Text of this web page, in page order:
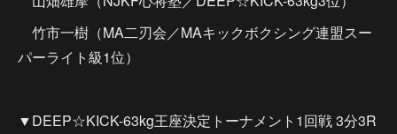
竹市一樹（MA二刃会／MAキックボクシング連盟スー
パーライト級1位）
▼DEEP☆KICK-63kg王座決定トーナメント1回戦 3分3R